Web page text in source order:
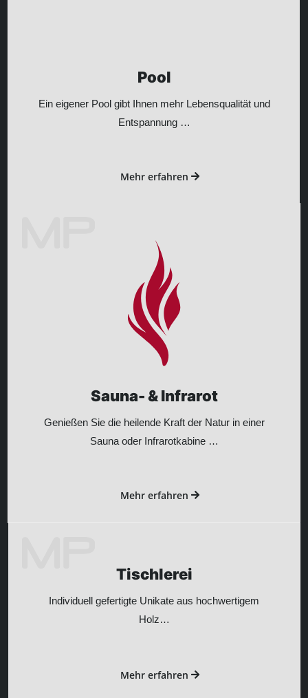
Pool
Ein eigener Pool gibt Ihnen mehr Lebensqualität und
Entspannung …
Mehr erfahren
Sauna- & Infrarot
Genießen Sie die heilende Kraft der Natur in einer
Sauna oder Infrarotkabine …
Mehr erfahren
Tischlerei
Individuell gefertigte Unikate aus hochwertigem
Holz…
Mehr erfahren